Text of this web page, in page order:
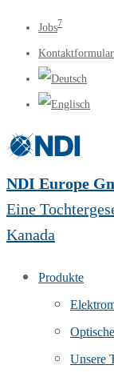
Jobs7
Kontaktformular
NDI Europe
Eine
Kanada
Produkte
Unsere